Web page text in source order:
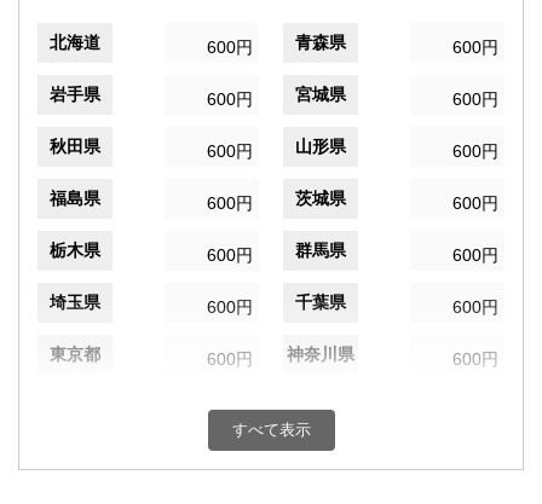
北海道 600円 青森県 600円
岩手県 600円 宮城県 600円
秋田県 600円 山形県 600円
福島県 600円 茨城県 600円
栃木県 600円 群馬県 600円
埼玉県 600円 千葉県 600円
東京都 600円 神奈川県 600円
600円 富山県
すべて表示